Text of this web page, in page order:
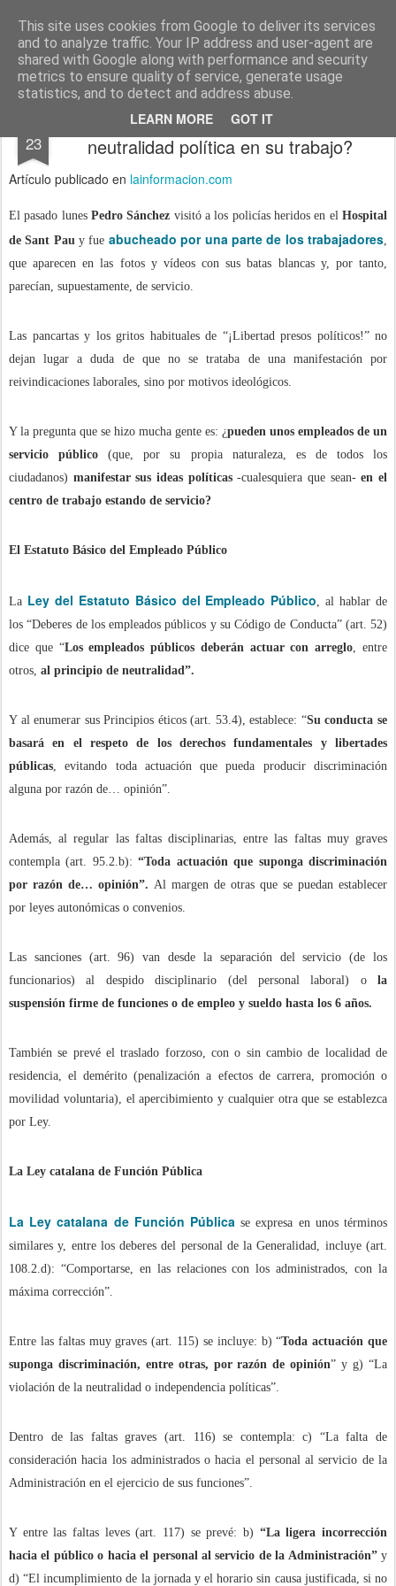
This site uses cookies from Google to deliver its services
and to analyze traffic. Your IP address and user-agent are
shared with Google along with performance and security
metrics to ensure quality of service, generate usage
statistics, and to detect and address abuse.
LEARN MORE GOT IT
menos tecnología y más pedagogía conceptos y reflexiones sobre la sociedad de la información
Pages
23
¿Deben guardar los empleados públicos
neutralidad política en su trabajo?
Artículo publicado en lainformacion.com
El pasado lunes Pedro Sánchez visitó a los policías heridos en elHospital
de Sant Pauy fue abucheado por una parte de los trabajadores,
que aparecen en las fotos y vídeos con sus batas blancas y, por tanto,
parecían, supuestamente, de servicio.
Las pancartas y los gritos habituales de “¡Libertad presos políticos!” no
dejan lugar a duda de que no se trataba de una manifestación por
reivindicaciones laborales, sino por motivos ideológicos.
Y la pregunta que se hizo mucha gente es: ¿pueden unos empleados de un
servicio público (que, por su propia naturaleza, es de todos los
ciudadanos) manifestar sus ideas políticas-cualesquiera que sean-en el
centro de trabajo estando de servicio?
El Estatuto Básico del Empleado Público
La Ley del Estatuto Básico del Empleado Público, al hablar de
los “Deberes de los empleados públicos y su Código de Conducta” (art. 52)
dice que “Los empleados públicos deberán actuar con arreglo, entre
otros, al principio de neutralidad”.
Y al enumerar sus Principios éticos (art. 53.4), establece: “Su conducta se
basará en el respeto de los derechos fundamentales y libertades
públicas, evitando toda actuación que pueda producir discriminación
alguna por razón de… opinión”.
Además, al regular las faltas disciplinarias, entre las faltas muy graves
contempla (art. 95.2.b): “Toda actuación que suponga discriminación
por razón de… opinión”. Al margen de otras que se puedan establecer
por leyes autonómicas o convenios.
Las sanciones (art. 96) van desde la separación del servicio (de los
funcionarios) al despido disciplinario (del personal laboral) o la
suspensión firme de funciones o de empleo y sueldo hasta los 6 años.
También se prevé el traslado forzoso, con o sin cambio de localidad de
residencia, el demérito (penalización a efectos de carrera, promoción o
movilidad voluntaria), el apercibimiento y cualquier otra que se establezca
por Ley.
La Ley catalana de Función Pública
La Ley catalana de Función Pública se expresa en unos términos
similares y, entre los deberes del personal de la Generalidad, incluye (art.
108.2.d): “Comportarse, en las relaciones con los administrados, con la
máxima corrección”.
Entre las faltas muy graves (art. 115) se incluye: b) “Toda actuación que
suponga discriminación, entre otras, por razón de opinión” y g) “La
violación de la neutralidad o independencia políticas”.
Dentro de las faltas graves (art. 116) se contempla: c) “La falta de
consideración hacia los administrados o hacia el personal al servicio de la
Administración en el ejercicio de sus funciones”.
Y entre las faltas leves (art. 117) se prevé: b) “La ligera incorrección
hacia el público o hacia el personal al servicio de la Administración”y
d) “El incumplimiento de la jornada y el horario sin causa justificada, si no